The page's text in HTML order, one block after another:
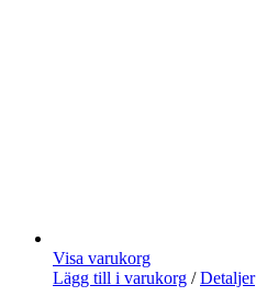
Visa varukorg
Lägg till i varukorg / Detaljer